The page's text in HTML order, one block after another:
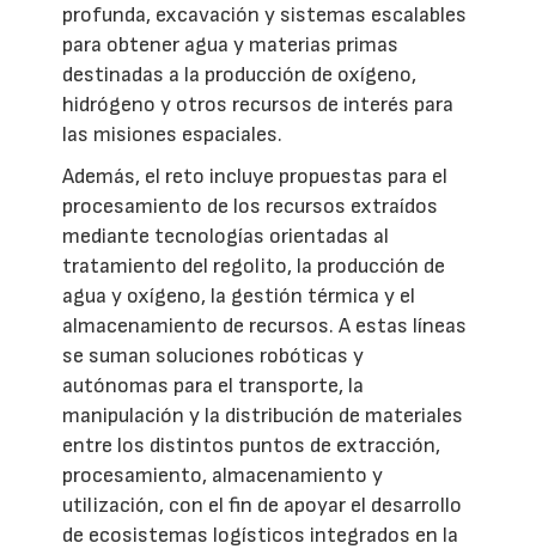
profunda, excavación y sistemas escalables
para obtener agua y materias primas
destinadas a la producción de oxígeno,
hidrógeno y otros recursos de interés para
las misiones espaciales.
Además, el reto incluye propuestas para el
procesamiento de los recursos extraídos
mediante tecnologías orientadas al
tratamiento del regolito, la producción de
agua y oxígeno, la gestión térmica y el
almacenamiento de recursos. A estas líneas
se suman soluciones robóticas y
autónomas para el transporte, la
manipulación y la distribución de materiales
entre los distintos puntos de extracción,
procesamiento, almacenamiento y
utilización, con el fin de apoyar el desarrollo
de ecosistemas logísticos integrados en la